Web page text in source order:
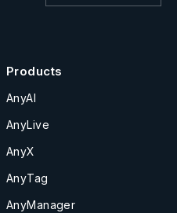
Products
AnyAI
AnyLive
AnyX
AnyTag
AnyManager